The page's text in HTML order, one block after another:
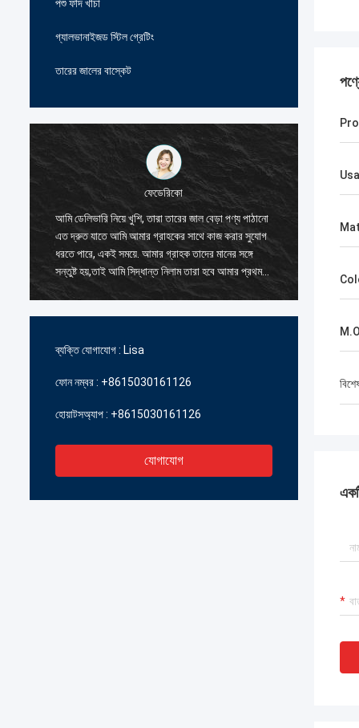
পশু ফাঁদ খাঁচা
গ্যালভানাইজড স্টিল গ্রেটিং
তারের জালের বাস্কেট
ফেডেরিকো
আমি ডেলিভারি নিয়ে খুশি, তারা তারের জাল বেড়া পণ্য পাঠানো
এত দ্রুত যাতে আমি আমার গ্রাহকের সাথে কাজ করার সুযোগ
ধরতে পারে, একই সময়ে. আমার গ্রাহক তাদের মানের সঙ্গে
সন্তুষ্ট হয়,তাই আমি সিদ্ধান্ত নিলাম তারা হবে আমার প্রথম
সরবরাহকারী জন্য তারের জাল বেড়া পণ্য.
এবং
ব্যক্তি যোগাযোগ : Lisa
ফোন নম্বর : +8615030161126
হোয়াটসঅ্যাপ : +8615030161126
যোগাযোগ